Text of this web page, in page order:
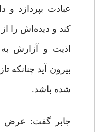
عبادت بپردازد و
کند و ديده‌اش را
اذيت و آزارش به
بيرون آيد چنانکه
شده باشد.
جابر گفت: عرض